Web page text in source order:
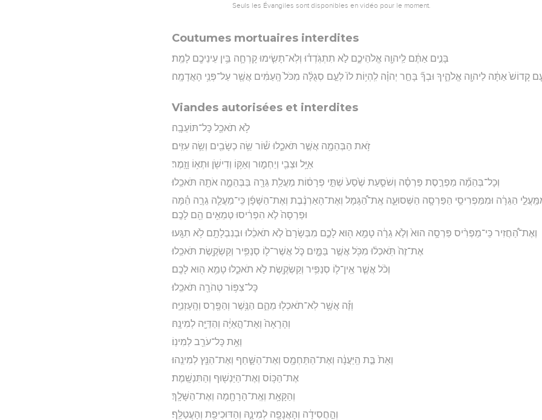
Seuls les Évangiles sont disponibles en vidéo pour le moment.
Coutumes mortuaires interdites
בָּנִ֣ים אַתֶּ֔ם לַֽיהוָ֖ה אֱלֹהֵיכֶ֑ם לֹ֣א תִתְגֹּֽדְד֗וּ וְלֹֽא־תָשִׂ֧ימוּ קָרְחָ֛ה בֵּ֥ין עֵינֵיכֶ֖ם לָמֵֽת׃
קָדוֹשׁ֙ אַתָּ֔ה לַיהוָ֖ה אֱלֹהֶ֑יךָ וּבְךָ֞ בָּחַ֣ר יְהוָ֗ה לִֽהְי֥וֹת לוֹ֙ לְעַ֣ם סְגֻלָּ֔ה מִכֹּל֙ הָֽעַמִּ֔ים אֲשֶׁ֖ר עַל־פְּנֵ֥י הָאֲדָמָֽה׃
Viandes autorisées et interdites
לֹ֥א תֹאכַ֖ל כָּל־תּוֹעֵבָֽה׃
זֹ֥את הַבְּהֵמָ֖ה אֲשֶׁ֣ר תֹּאכֵ֑לוּ שׁ֕וֹר שֵׂ֥ה כְשָׂבִ֖ים וְשֵׂ֥ה עִזִּֽים׃
אַיָּ֥ל וּצְבִ֖י וְיַחְמ֑וּר וְאַקּ֥וֹ וְדִישֹׁ֖ן וּתְא֥וֹ וָזָֽמֶר׃
וְכָל־בְּהֵמָ֞ה מַפְרֶ֣סֶת פַּרְסָ֗ה וְשֹׁסַ֤עַת שֶׁ֙סַע֙ שְׁתֵּ֣י פְרָס֔וֹת מַעֲלַ֥ת גֵּרָ֖ה בַּבְּהֵמָ֑ה אֹתָ֖הּ תֹּאכֵֽלוּ׃
הַגֵּרָ֔ה וּמִמַּפְרִיסֵ֥י הַפַּרְסָ֖ה הַשְּׁסוּעָ֑ה אֶֽת־הַ֠גָּמָל וְאֶת־הָאַרְנֶ֨בֶת וְאֶת־הַשָּׁפָ֜ן כִּֽי־מַעֲלֵ֧ה גֵרָ֣ה הֵ֗מָּה
וּפַרְסָה֙ לֹ֣א הִפְרִ֔יסוּ טְמֵאִ֥ים הֵ֖ם לָכֶֽם׃
וְאֶת־הַ֠חֲזִיר כִּֽי־מַפְרִ֨יס פַּרְסָ֥ה הוּא֙ וְלֹ֣א גֵרָ֔ה טָמֵ֥א ה֖וּא לָכֶ֑ם מִבְּשָׂרָם֙ לֹ֣א תֹאכֵ֔לוּ וּבְנִבְלָתָ֖ם לֹ֥א תִגָּֽעוּ׃
אֶת־זֶה֙ תֹּֽאכְל֔וּ מִכֹּ֖ל אֲשֶׁ֣ר בַּמָּ֑יִם כֹּ֧ל אֲשֶׁר־ל֛וֹ סְנַפִּ֥יר וְקַשְׂקֶ֖שֶׂת תֹּאכֵֽלוּ׃
וְכֹ֨ל אֲשֶׁ֧ר אֵֽין־ל֛וֹ סְנַפִּ֥יר וְקַשְׂקֶ֖שֶׂת לֹ֣א תֹאכֵ֑לוּ טָמֵ֥א ה֖וּא לָכֶֽם׃
כָּל־צִפּ֥וֹר טְהֹרָ֖ה תֹּאכֵֽלוּ׃
וְזֶ֕ה אֲשֶׁ֥ר לֹֽא־תֹאכְל֖וּ מֵהֶ֑ם הַנֶּ֥שֶׁר וְהַפֶּ֖רֶס וְהָֽעָזְנִיָּֽה׃
וְהָרָאָה֙ וְאֶת־הָ֣אַיָּ֔ה וְהַדַּיָּ֖ה לְמִינָֽהּ׃
וְאֵ֥ת כָּל־עֹרֵ֖ב לְמִינֽוֹ׃
וְאֵת֙ בַּ֣ת הַֽיַּעֲנָ֔ה וְאֶת־הַתַּחְמָ֖ס וְאֶת־הַשָּׁ֑חַף וְאֶת־הַנֵּ֖ץ לְמִינֵֽהוּ׃
אֶת־הַכּ֥וֹס וְאֶת־הַיַּנְשׁ֖וּף וְהַתִּנְשָֽׁמֶת׃
וְהַקָּאָ֥ת וְאֶֽת־הָרָחָ֖מָה וְאֶת־הַשָּׁלָֽךְ׃
וְהַ֣חֲסִידָ֔ה וְהָאֲנָפָ֖ה לְמִינָ֑הּ וְהַדּוּכִיפַ֖ת וְהָעֲטַלֵּֽף׃